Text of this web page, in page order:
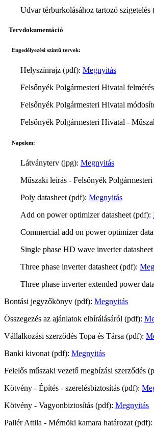
Udvar térburkolásához tartozó szigetelés
Tervdokumentáció
Engedélyezési szintű tervek:
Helyszínrajz (pdf): Megnyitás
Felsőnyék Polgármesteri Hivatal
Felsőnyék Polgármesteri Hivatal
Felsőnyék Polgármesteri Hivatal -
Napelem:
Látványterv (jpg): Megnyitás
Műszaki leírás - Felsőnyék
Poly datasheet (pdf): Megnyitás
Add on power optimizer datasheet (pdf):
Commercial add on power optimizer
Single phase HD wave inverter
Three phase inverter datasheet (pdf):
Three phase inverter extended power
Bontási jegyzőkönyv (pdf): Megnyitás
Összegezés az ajánlatok elbírálásáról (pdf):
Vállalkozási szerződés Topa és Társa (pdf):
Banki kivonat (pdf): Megnyitás
Felelős műszaki vezető megbízási szerződés
Kötvény - Építés - szerelésbiztosítás (pdf):
Kötvény - Vagyonbiztosítás (pdf): Megnyitás
Pallér Attila - Mérnöki kamara határozat (pdf):